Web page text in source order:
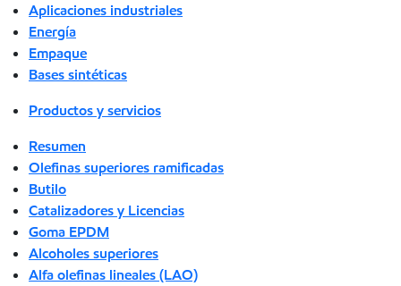
Aplicaciones industriales
Energía
Empaque
Bases sintéticas
Productos y servicios
Resumen
Olefinas superiores ramificadas
Butilo
Catalizadores y Licencias
Goma EPDM
Alcoholes superiores
Alfa olefinas lineales (LAO)